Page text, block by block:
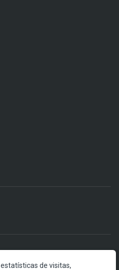
de visitas,